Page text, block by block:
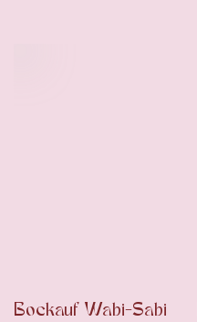
Bockauf Wabi-Sabi